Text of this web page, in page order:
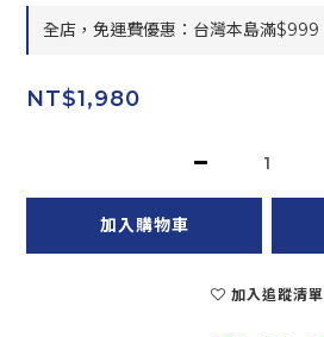
全店，免運費優惠：台灣本島滿$999
NT$1,980
加入購物車
加入追蹤清單